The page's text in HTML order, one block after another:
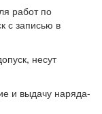
работ по
с записью в
несут
и выдачу наряда-